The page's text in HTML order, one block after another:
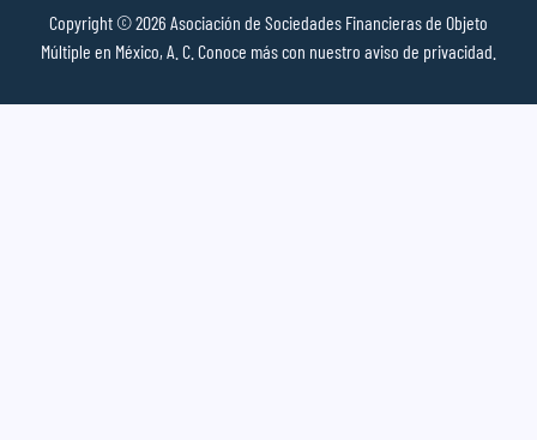
Copyright © 2026 Asociación de Sociedades Financieras de Objeto
Múltiple en México, A. C. Conoce más con nuestro aviso de privacidad.